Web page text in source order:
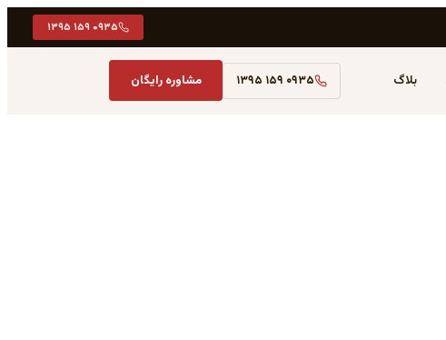
۰۹۳۵ ۱۵۹ ۱۳۹۵
بلاگ ۰۹۳۵ ۱۵۹ ۱۳۹۵ مشاوره رایگان